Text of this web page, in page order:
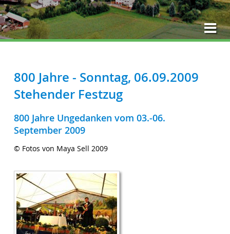
800 Jahre - Sonntag, 06.09.2009
Stehender Festzug
800 Jahre Ungedanken vom 03.-06.
September 2009
© Fotos von Maya Sell 2009